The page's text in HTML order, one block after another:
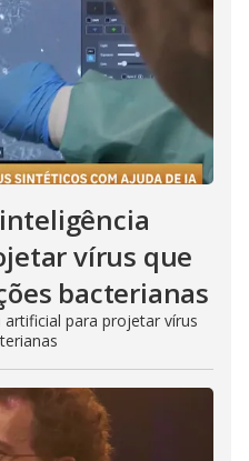
vírus que
bacterianas
para projetar vírus